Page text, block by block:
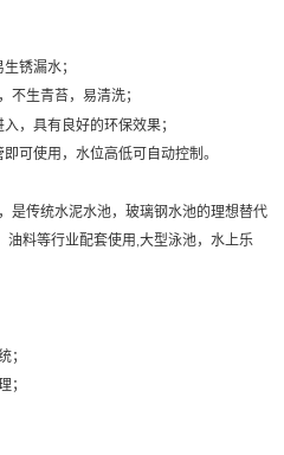
锈漏水；
不生青苔，易清洗；
，具有良好的环保效果；
可使用，水位高低可自动控制。
是传统水泥水池，玻璃钢水池的理想替代
油料等行业配套使用 ,大型泳池，水上乐
；
；